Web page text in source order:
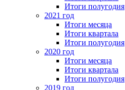
Итоги полугодия
2021 год
Итоги месяца
Итоги квартала
Итоги полугодия
2020 год
Итоги месяца
Итоги квартала
Итоги полугодия
2019 год